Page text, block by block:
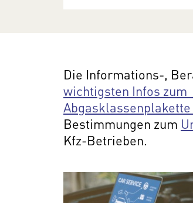
Die Informations-,
wichtigsten Infos zum
Bestimmungen zum
Kfz-Betrieben.